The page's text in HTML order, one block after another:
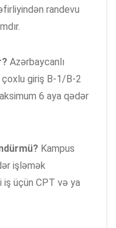
randevu
Azərbaycanlı
giriş B-1/B-2
6 aya qədər
Kampus
işləmək
iş üçün CPT və ya